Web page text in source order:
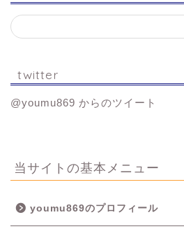
twitter
@youmu869 からのツイート
当サイトの基本メニュー
youmu869のプロフィール